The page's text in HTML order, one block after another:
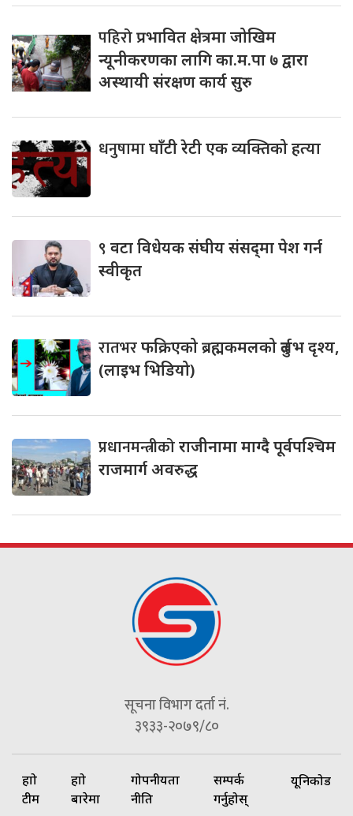
पहिरोप्रभावित क्षेत्रमा जोखिम
न्यूनीकरणका लागि का.म.पा ७ द्वारा
अस्थायी संरक्षण कार्य सुरु
धनुषामाघाँटी रेटी एक व्यक्तिको हत्या
९ वटा विधेयक संघीय संसद्‌मा पेश गर्न
स्वीकृत
रातभरफक्रिएको ब्रह्मकमलको दुर्लभ दृश्य,
(लाइभ भिडियो)
प्रधानमन्त्रीकोराजीनामा माग्दै पूर्वपश्चिम
राजमार्ग अवरुद्ध
सूचना विभाग दर्ता नं.
३९३३-२०७९/८०
हाम्रो
टीम
हाम्रो
बारेमा
गोपनीयता
नीति
सम्पर्क
गर्नुहोस्
यूनिकोड